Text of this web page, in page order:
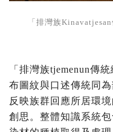
「排灣族
「排灣族tjemenun傳
布圖紋與口述傳統同
反映族群回應所居環
創思。整體知識系統